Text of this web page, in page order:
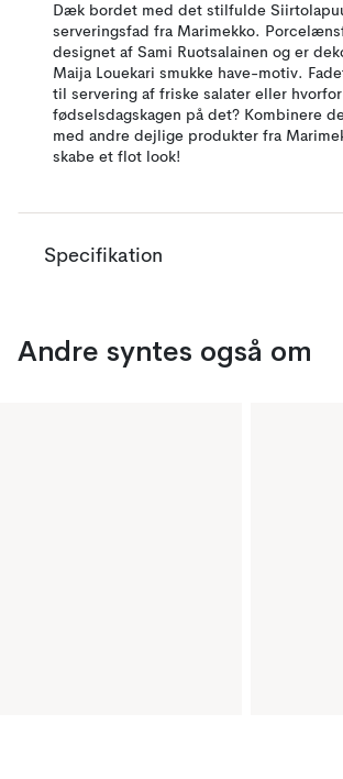
Dæk bordet med det stilfulde
serveringsfad fra Marimekko.
designet af Sami Ruotsalainen og er
Maija Louekari smukke have-motiv.
til servering af friske salater eller
fødselsdagskagen på det? Kombinere
med andre dejlige produkter fra
skabe et flot look!
Specifikation
Andre syntes også om